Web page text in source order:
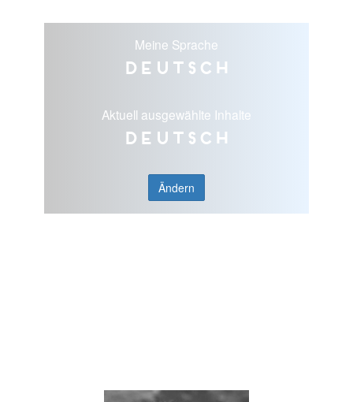
Meine Sprache
Deutsch
Aktuell ausgewählte Inhalte
Deutsch
Ändern